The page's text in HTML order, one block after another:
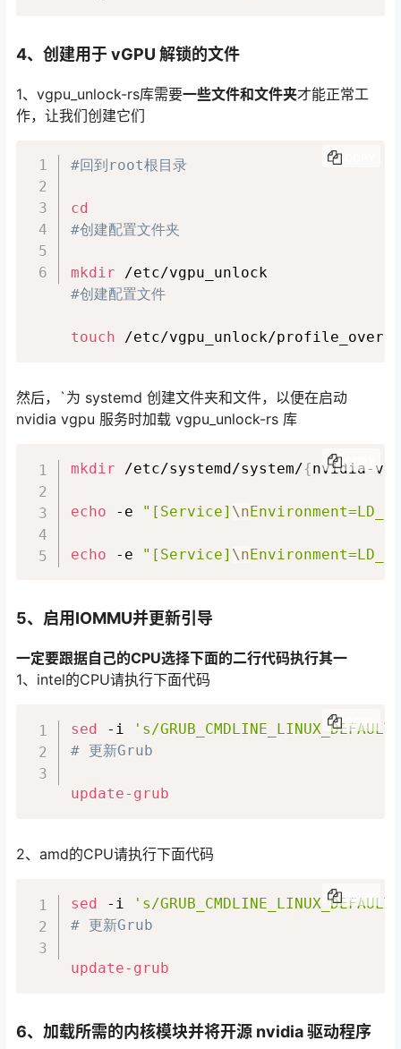
4、创建用于 vGPU 解锁的文件
1、vgpu_unlock-rs库需要一些文件和文件夹才能正常工
作，让我们创建它们
#回到root根目录
cd
#创建配置文件夹
mkdir
#创建配置文件
touch /etc/vgpu_unlock/
然后，`为 systemd 创建文件夹和文件，以便在启动
nvidia vgpu 服务时加载 vgpu_unlock-rs 库
mkdir /etc/systemd/system/{nvidia-
echo -e "[Service] \n
echo -e "[Service] \n
COPY
5、启用IOMMU并更新引导
一定要跟据自己的CPU选择下面的二行代码执行其一
1、intel的CPU请执行下面代码
sed -i
's/
# 更新Grub
update-grub
COPY
2、amd的CPU请执行下面代码
sed -i
's/
# 更新Grub
update-grub
COPY
6、加载所需的内核模块并将开源 nvidia 驱动程序